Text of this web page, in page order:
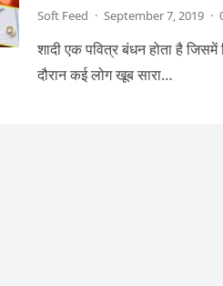
Soft Feed · September 7, 2019 ·
शादी एक पवित्र बंधन होता है जिसमें
दौरान कई लोग खूब सारा…